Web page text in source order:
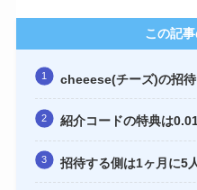
この記事
cheeese(チーズ)の招
紹介コードの特典は
招待する側は1ヶ月に5